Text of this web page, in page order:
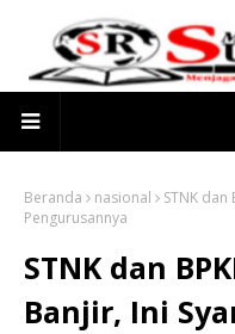
Beranda nasional
STNK dan
Pengurusannya
STNK dan
Banjir, Ini